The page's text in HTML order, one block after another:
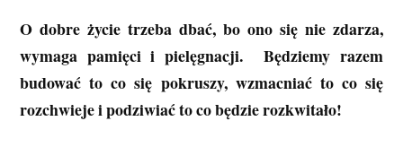
O dobre życie trzeba dbać, bo ono się nie zdarza,
wymaga pamięci i pielęgnacji. Będziemy razem
budować to co się pokruszy, wzmacniać to co się
rozchwieje i podziwiać to co będzie rozkwitało!